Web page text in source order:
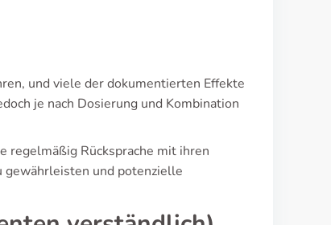
und viele der dokumentierten Effekte
je nach Dosierung und Kombination
regelmäßig Rücksprache mit ihren
gewährleisten und potenzielle